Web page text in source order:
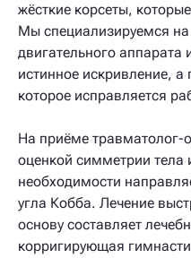
жёсткие корсеты,
Мы специализируемся
двигательного аппарата
истинное искривление, а
которое исправляется
На приёме травматолог-
оценкой симметрии тела
необходимости
угла Кобба. Лечение
основу составляет
корригирующая